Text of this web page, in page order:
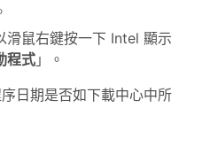
滑鼠右鍵按一下 Intel 顯示
程式 」。
日期是否如下載中心中所